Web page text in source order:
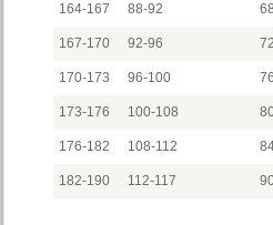
164-167 88-92
167-170 92-96
170-173 96-100
173-176 100-108
176-182 108-112
182-190 112-117